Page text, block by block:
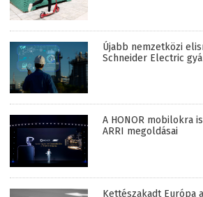
Újabb nemzetközi
Schneider Electric
A HONOR mobilokra
ARRI megoldásai
Kettészakadt Európa